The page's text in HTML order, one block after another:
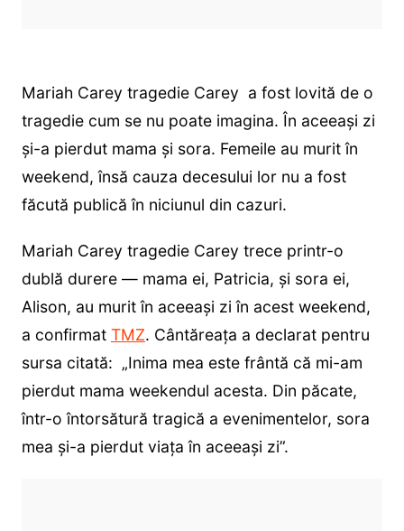
Mariah Carey tragedie Carey a fost lovită de o
tragedie cum se nu poate imagina. În aceeași zi
și-a pierdut mama și sora. Femeile au murit în
weekend, însă cauza decesului lor nu a fost
făcută publică în niciunul din cazuri.
Mariah Carey tragedie Carey trece printr-o
dublă durere — mama ei, Patricia, și sora ei,
Alison, au murit în aceeași zi în acest weekend,
a confirmat TMZ. Cântăreața a declarat pentru
sursa citată: „Inima mea este frântă că mi-am
pierdut mama weekendul acesta. Din păcate,
într-o întorsătură tragică a evenimentelor, sora
mea și-a pierdut viața în aceeași zi”.